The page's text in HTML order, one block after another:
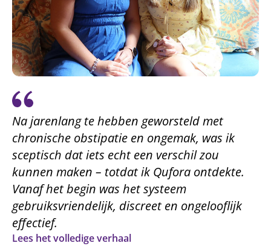
Na jarenlang te hebben geworsteld met
chronische obstipatie en ongemak, was ik
sceptisch dat iets echt een verschil zou
kunnen maken – totdat ik Qufora ontdekte.
Vanaf het begin was het systeem
gebruiksvriendelijk, discreet en ongelooflijk
effectief.
Lees het volledige verhaal